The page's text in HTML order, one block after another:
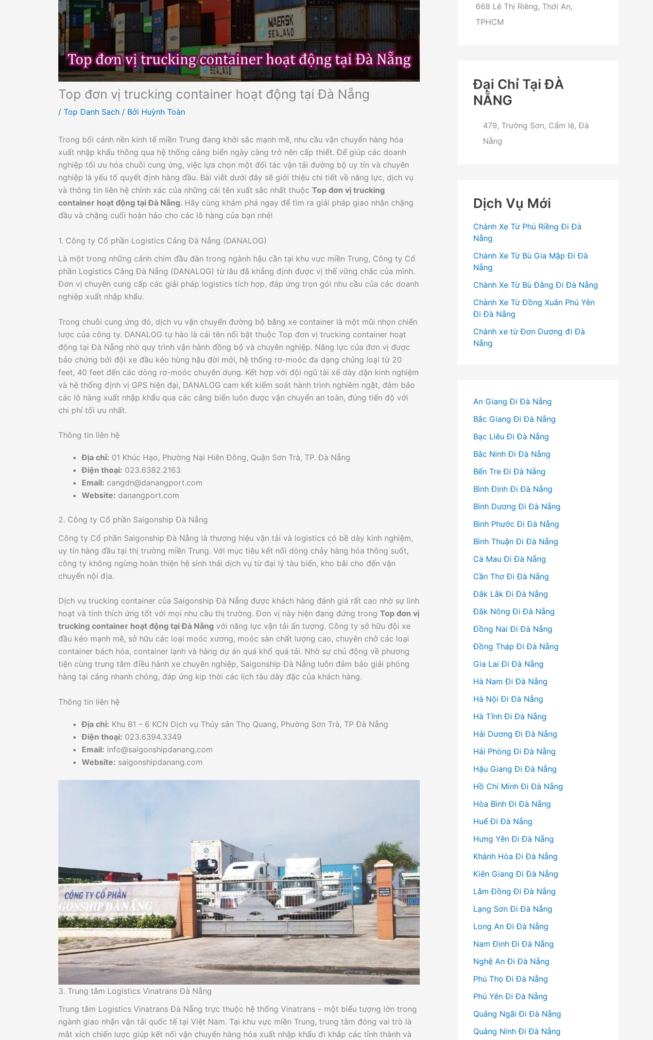
Top đơn vị trucking container hoạt động tại Đà Nẵng
/ Top Danh Sach / Bởi Huỳnh Toàn
Trong bối cảnh nền kinh tế miền Trung đang khởi sắc mạnh mẽ, nhu cầu vận chuyển hàng hóa
xuất nhập khẩu thông qua hệ thống cảng biển ngày càng trở nên cấp thiết. Để giúp các doanh
nghiệp tối ưu hóa chuỗi cung ứng, việc lựa chọn một đối tác vận tải đường bộ uy tín và chuyên
nghiệp là yếu tố quyết định hàng đầu. Bài viết dưới đây sẽ giới thiệu chi tiết về năng lực, dịch vụ
và thông tin liên hệ chính xác của những cái tên xuất sắc nhất thuộc Top đơn vị trucking
container hoạt động tại Đà Nẵng. Hãy cùng khám phá ngay để tìm ra giải pháp giao nhận chặng
đầu và chặng cuối hoàn hảo cho các lô hàng của bạn nhé!
1. Công ty Cổ phần Logistics Cảng Đà Nẵng (DANALOG)
Là một trong những cánh chim đầu đàn trong ngành hậu cần tại khu vực miền Trung, Công ty Cổ
phần Logistics Cảng Đà Nẵng (DANALOG) từ lâu đã khẳng định được vị thế vững chắc của mình.
Đơn vị chuyên cung cấp các giải pháp logistics tích hợp, đáp ứng trọn gói nhu cầu của các doanh
nghiệp xuất nhập khẩu.
Trong chuỗi cung ứng đó, dịch vụ vận chuyển đường bộ bằng xe container là một mũi nhọn chiến
lược của công ty. DANALOG tự hào là cái tên nổi bật thuộc Top đơn vị trucking container hoạt
động tại Đà Nẵng nhờ quy trình vận hành đồng bộ và chuyên nghiệp. Năng lực của đơn vị được
bảo chứng bởi đội xe đầu kéo hùng hậu đời mới, hệ thống rơ-moóc đa dạng chủng loại từ 20
feet, 40 feet đến các dòng rơ-moóc chuyên dụng. Kết hợp với đội ngũ tài xế dày dặn kinh nghiệm
và hệ thống định vị GPS hiện đại, DANALOG cam kết kiểm soát hành trình nghiêm ngặt, đảm bảo
các lô hàng xuất nhập khẩu qua các cảng biển luôn được vận chuyển an toàn, đúng tiến độ với
chi phí tối ưu nhất.
Thông tin liên hệ
Địa chỉ: 01 Khúc Hạo, Phường Nại Hiên Đông, Quận Sơn Trà, TP. Đà Nẵng
Điện thoại: 023.6382.2163
Email: cangdn@danangport.com
Website: danangport.com
2. Công ty Cổ phần Saigonship Đà Nẵng
Công ty Cổ phần Saigonship Đà Nẵng là thương hiệu vận tải và logistics có bề dày kinh nghiệm,
uy tín hàng đầu tại thị trường miền Trung. Với mục tiêu kết nối dòng chảy hàng hóa thông suốt,
công ty không ngừng hoàn thiện hệ sinh thái dịch vụ từ đại lý tàu biển, kho bãi cho đến vận
chuyển nội địa.
Dịch vụ trucking container của Saigonship Đà Nẵng được khách hàng đánh giá rất cao nhờ sự linh
hoạt và tính thích ứng tốt với mọi nhu cầu thị trường. Đơn vị này hiện đang đứng trong Top đơn vị
trucking container hoạt động tại Đà Nẵng với năng lực vận tải ấn tượng. Công ty sở hữu đội xe
đầu kéo mạnh mẽ, sở hữu các loại moóc xương, moóc sàn chất lượng cao, chuyên chở các loại
container bách hóa, container lạnh và hàng dự án quá khổ quá tải. Nhờ sự chủ động về phương
tiện cùng trung tâm điều hành xe chuyên nghiệp, Saigonship Đà Nẵng luôn đảm bảo giải phóng
hàng tại cảng nhanh chóng, đáp ứng kịp thời các lịch tàu dày đặc của khách hàng.
Thông tin liên hệ
Địa chỉ: Khu B1 – 6 KCN Dịch vụ Thủy sản Thọ Quang, Phường Sơn Trà, TP Đà Nẵng
Điện thoại: 023.6394.3349
Email: info@saigonshipdanang.com
Website: saigonshipdanang.com
3. Trung tâm Logistics Vinatrans Đà Nẵng
Trung tâm Logistics Vinatrans Đà Nẵng trực thuộc hệ thống Vinatrans – một biểu tượng lớn trong
ngành giao nhận vận tải quốc tế tại Việt Nam. Tại khu vực miền Trung, trung tâm đóng vai trò là
mắt xích chiến lược giúp kết nối vận chuyển hàng hóa xuất nhập khẩu đi khắp các tỉnh thành và
668 Lê Thị Riêng, Thới An,
TPHCM
Đại Chỉ Tại ĐÀ
NẴNG
479, Trường Sơn, Cẩm lệ, Đà
Nẵng
Dịch Vụ Mới
Chành Xe Từ Phú Riềng Đi Đà
Nẵng
Chành Xe Từ Bù Gia Mập Đi Đà
Nẵng
Chành Xe Từ Bù Đăng Đi Đà Nẵng
Chành Xe Từ Đồng Xuân Phú Yên
Đi Đà Nẵng
Chành xe từ Đơn Dương đi Đà
Nẵng
An Giang Đi Đà Nẵng
Bắc Giang Đi Đà Nẵng
Bạc Liêu Đi Đà Nẵng
Bắc Ninh Đi Đà Nẵng
Bến Tre Đi Đà Nẵng
Bình Định Đi Đà Nẵng
Bình Dương Đi Đà Nẵng
Bình Phước Đi Đà Nẵng
Bình Thuận Đi Đà Nẵng
Cà Mau Đi Đà Nẵng
Cần Thơ Đi Đà Nẵng
Đắk Lắk Đi Đà Nẵng
Đắk Nông Đi Đà Nẵng
Đồng Nai Đi Đà Nẵng
Đồng Tháp Đi Đà Nẵng
Gia Lai Đi Đà Nẵng
Hà Nam Đi Đà Nẵng
Hà Nội Đi Đà Nẵng
Hà Tĩnh Đi Đà Nẵng
Hải Dương Đi Đà Nẵng
Hải Phòng Đi Đà Nẵng
Hậu Giang Đi Đà Nẵng
Hồ Chí Minh Đi Đà Nẵng
Hòa Bình Đi Đà Nẵng
Huế Đi Đà Nẵng
Hưng Yên Đi Đà Nẵng
Khánh Hòa Đi Đà Nẵng
Kiên Giang Đi Đà Nẵng
Lâm Đồng Đi Đà Nẵng
Lạng Sơn Đi Đà Nẵng
Long An Đi Đà Nẵng
Nam Định Đi Đà Nẵng
Nghệ An Đi Đà Nẵng
Phú Thọ Đi Đà Nẵng
Phú Yên Đi Đà Nẵng
Quảng Ngãi Đi Đà Nẵng
Quảng Ninh Đi Đà Nẵng